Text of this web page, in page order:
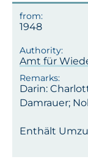
1948
Amt für
Darin:
Damrauer;
Enthält